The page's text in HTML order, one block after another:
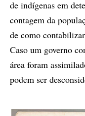
de indígenas em
contagem da
de como
Caso um governo
área foram
podem ser